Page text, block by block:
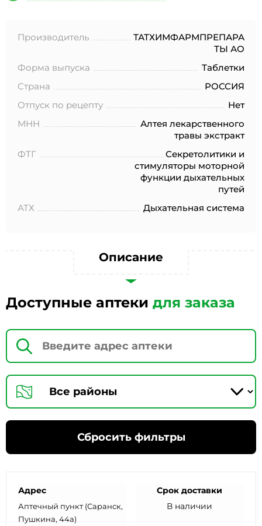
Производитель
ТАТХИМФАРМПРЕПАРА
ТЫ АО
Форма выпуска
Таблетки
Страна
РОССИЯ
Отпуск по рецепту
Нет
МНН
Алтея лекарственного
травы экстракт
ФТГ
Секретолитики и
стимуляторы моторной
функции дыхательных
путей
АТХ
Дыхательная система
Описание
Доступные аптеки для заказа
Сбросить фильтры
Адрес
Аптечный пункт (Саранск,
Пушкина, 44а)
Срок доставки
В наличии
соответствии с Федеральным законом от 27.07.2006 года
№152-ФЗ «О персональных данных», на условиях и для
персональных данных *